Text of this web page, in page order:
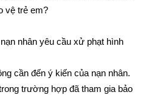
vệ trẻ em?
nhân yêu cầu xử phạt hình
cần đến ý kiến của nạn nhân.
trường hợp đã tham gia bảo